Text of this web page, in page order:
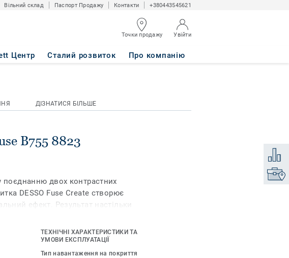
Вільний склад Паспорт Продажу Контакти +380443545621
Точки продажу Увійти
Центр Сталий розвиток Про компанію
ДІЗНАТИСЯ БІЛЬШЕ
B755 8823
поєднанню двох контрастних
DESSO Fuse Create створює
ефект. Результат настільки
престижну міжнародну
«Дизайн продукту».
ТЕХНІЧНІ ХАРАКТЕРИСТИКИ ТА
УМОВИ ЕКСПЛУАТАЦІЇ
Тип навантаження на покриття